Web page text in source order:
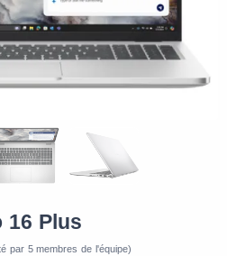
16 Plus
par 5 membres de l'équipe)